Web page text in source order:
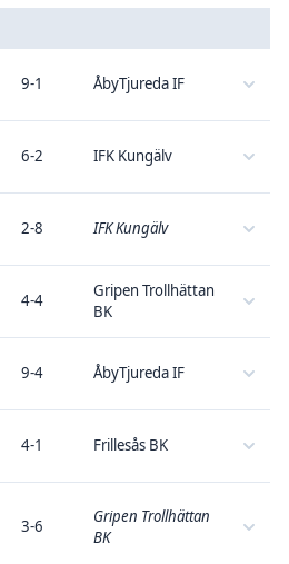
9-1 ÅbyTjureda IF
6-2 IFK Kungälv
2-8 IFK Kungälv
4-4
Gripen Trollhättan
BK
9-4 ÅbyTjureda IF
4-1 Frillesås BK
3-6
Gripen Trollhättan
BK